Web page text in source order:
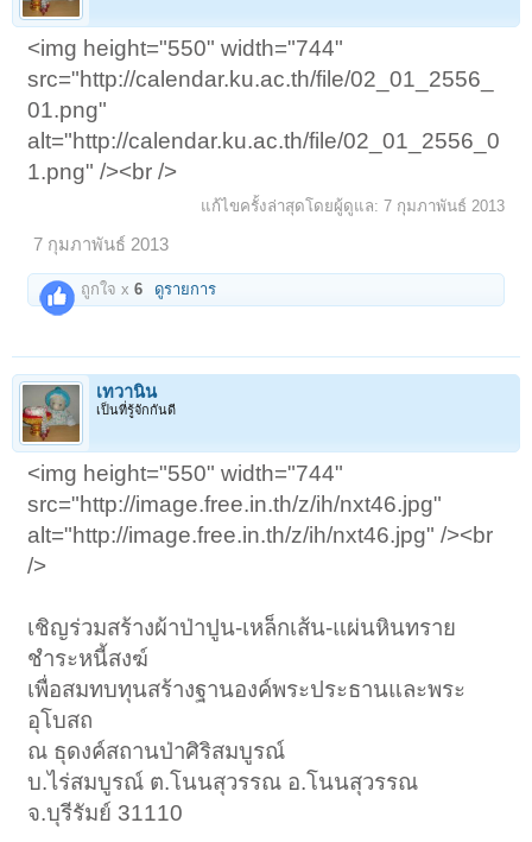
<img height="550" width="744"
src="http://calendar.ku.ac.th/file/02_01_2556_
01.png"
alt="http://calendar.ku.ac.th/file/02_01_2556_0
1.png" /><br />
แก้ไขครั้งล่าสุดโดยผู้ดูแล: 7 กุมภาพันธ์ 2013
7 กุมภาพันธ์ 2013
ถูกใจ x6 ดูรายการ
เทวานิน
เป็นที่รู้จักกันดี
<img height="550" width="744"
src="http://image.free.in.th/z/ih/nxt46.jpg"
alt="http://image.free.in.th/z/ih/nxt46.jpg" /><br
/>
เชิญร่วมสร้างผ้าป่าปูน-เหล็กเส้น-แผ่นหินทราย
ชำระหนี้สงฆ์
เพื่อสมทบทุนสร้างฐานองค์พระประธานและพระ
อุโบสถ
ณ ธุดงค์สถานป่าศิริสมบูรณ์
บ.ไร่สมบูรณ์ ต.โนนสุวรรณ อ.โนนสุวรรณ
จ.บุรีรัมย์ 31110